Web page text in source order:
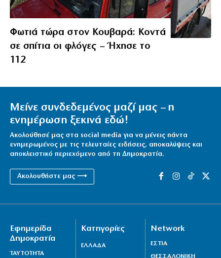
Φωτιά τώρα στον Κουβαρά: Κοντά
σε σπίτια οι φλόγες – Ήχησε το
112
Μείνε συνδεδεμένος μαζί μας – η
ενημέρωση ξεκινά εδώ!
Ακολούθησέ μας στα social media για να μένεις πάντα
ενημερωμένος με τις τελευταίες ειδήσεις, αποκαλύψεις και
αποκλειστικό περιεχόμενο από τη Δημοκρατία.
Ακολουθήστε μας ⟶
Εφημερίδα
Δημοκρατία
ΤΑΥΤΟΤΗΤΑ
Κατηγορίες
ΕΛΛΑΔΑ
Network
ΕΣΤΙΑ
ΘΕΣΣΑΛΟΝΙΚΗ